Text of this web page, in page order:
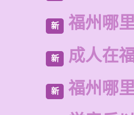
新 福州哪
新 成人在
新
福州哪